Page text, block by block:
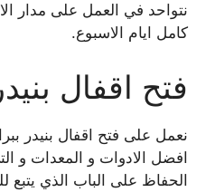
نتواحد في العمل على مدار
كامل ايام الاسبوع.
فتح اقفال بنيدر
نعمل على فتح اقفال بنيدر
افضل الادوات و المعدات و
الحفاظ على الباب الذي يتبع